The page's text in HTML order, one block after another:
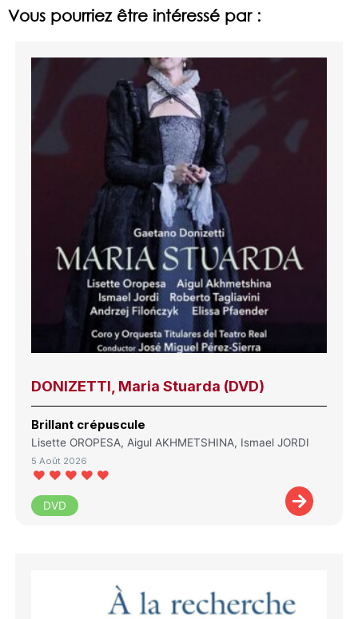
Vous pourriez être intéressé par :
DONIZETTI, Maria Stuarda (DVD)
Brillant crépuscule
Lisette OROPESA, Aigul AKHMETSHINA, Ismael JORDI
5 Août 2026
DVD